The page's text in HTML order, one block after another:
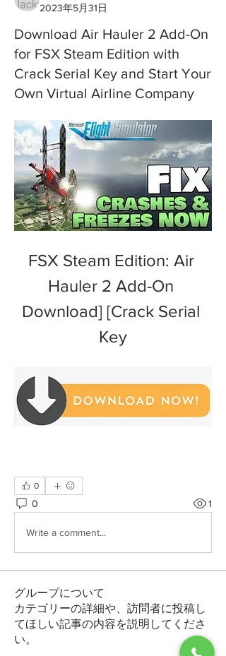
2023年5月31日
Download Air Hauler 2 Add-On
for FSX Steam Edition with
Crack Serial Key and Start Your
Own Virtual Airline Company
FSX Steam Edition: Air
Hauler 2 Add-On
Download] [Crack Serial
Key
0
0 1
Write a comment...
グループについて
カテゴリーの詳細や、訪問者に投稿し
てほしい記事の内容を説明してくださ
い。